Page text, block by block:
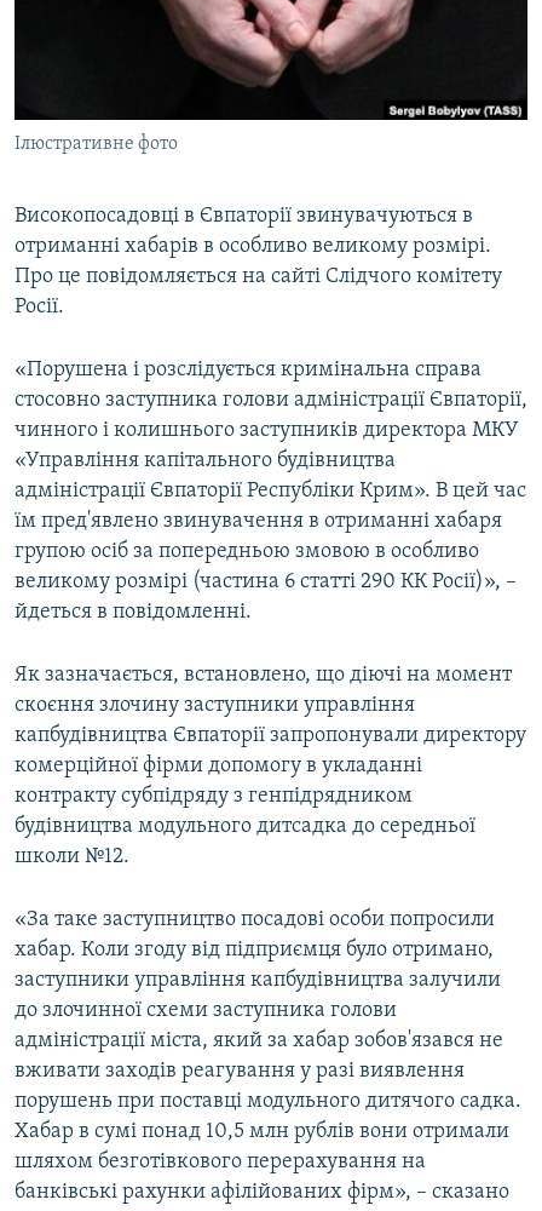
ВІДЕОУРОКИ «ELIFBE»
ІНФОГРАФІКА
ДОЛУЧАЙСЯ!
Усі сайти RFE/RL
Ілюстративне фото
Високопосадовці в Євпаторії звинувачуються в
отриманні хабарів в особливо великому розмірі.
Про це повідомляється на сайті Слідчого комітету
Росії.
«Порушена і розслідується кримінальна справа
стосовно заступника голови адміністрації Євпаторії,
чинного і колишнього заступників директора МКУ
«Управління капітального будівництва
адміністрації Євпаторії Республіки Крим». В цей час
їм пред'явлено звинувачення в отриманні хабаря
групою осіб за попередньою змовою в особливо
великому розмірі (частина 6 статті 290 КК Росії)», –
йдеться в повідомленні.
Як зазначається, встановлено, що діючі на момент
скоєння злочину заступники управління
капбудівництва Євпаторії запропонували директору
комерційної фірми допомогу в укладанні
контракту субпідряду з генпідрядником
будівництва модульного дитсадка до середньої
школи №12.
«За таке заступництво посадові особи попросили
хабар. Коли згоду від підприємця було отримано,
заступники управління капбудівництва залучили
до злочинної схеми заступника голови
адміністрації міста, який за хабар зобов'язався не
вживати заходів реагування у разі виявлення
порушень при поставці модульного дитячого садка.
Хабар в сумі понад 10,5 млн рублів вони отримали
шляхом безготівкового перерахування на
банківські рахунки афілійованих фірм», – сказано